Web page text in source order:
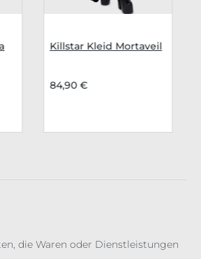
Killstar Kleid Mortaveil
84,90 €
die Waren oder Dienstleistungen